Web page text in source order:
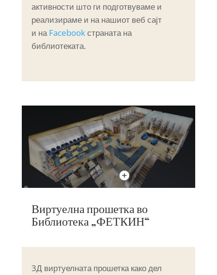
активности што ги подготвуваме и
реализираме и на нашиот веб сајт
и наFacebookстраната на
библиотеката.
Виртуелна прошетка во
Библиотека „ФЕТКИН“
3Д виртуелната прошетка како дел